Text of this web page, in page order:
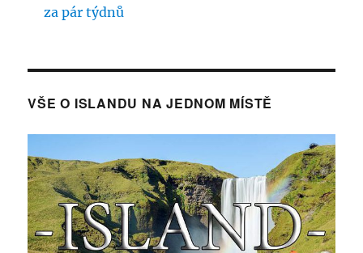
za pár týdnů
VŠE O ISLANDU NA JEDNOM MÍSTĚ